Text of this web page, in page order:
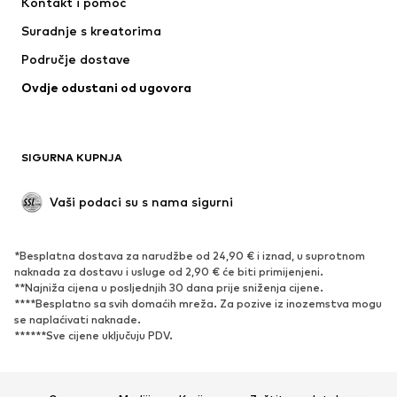
Donje rublje
Kaputi
Posebne prigode
Ekskluzivno
OBUĆA
Novo
Popularno
Tenisice
Suradnje s kreatorima
Područje dostave
Ovdje odustani od ugovora
SIGURNA KUPNJA
Vaši podaci su s nama sigurni
*Besplatna dostava za narudžbe od 24,90 € i iznad, u suprotnom
naknada za dostavu i usluge od 2,90 € će biti primijenjeni.
**Najniža cijena u posljednjih 30 dana prije sniženja cijene.
****Besplatno sa svih domaćih mreža. Za pozive iz inozemstva mogu
se naplaćivati ​​naknade.
******Sve cijene uključuju PDV.